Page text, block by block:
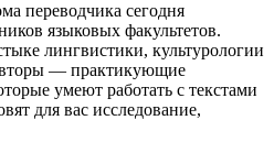
переводчика сегодня
языковых факультетов.
лингвистики, культурологии
— практикующие
умеют работать с текстами
для вас исследование,